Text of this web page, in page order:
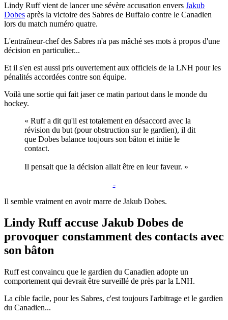
Lindy Ruff vient de lancer une sévère accusation envers Jakub
Dobes après la victoire des Sabres de Buffalo contre le Canadien
lors du match numéro quatre.
L'entraîneur-chef des Sabres n'a pas mâché ses mots à propos d'une
décision en particulier...
Et il s'en est aussi pris ouvertement aux officiels de la LNH pour les
pénalités accordées contre son équipe.
Voilà une sortie qui fait jaser ce matin partout dans le monde du
hockey.
« Ruff a dit qu'il est totalement en désaccord avec la
révision du but (pour obstruction sur le gardien), il dit
que Dobes balance toujours son bâton et initie le
contact.
Il pensait que la décision allait être en leur faveur. »
-
Il semble vraiment en avoir marre de Jakub Dobes.
Lindy Ruff accuse Jakub Dobes de
provoquer constamment des contacts avec
son bâton
Ruff est convaincu que le gardien du Canadien adopte un
comportement qui devrait être surveillé de près par la LNH.
La cible facile, pour les Sabres, c'est toujours l'arbitrage et le gardien
du Canadien...